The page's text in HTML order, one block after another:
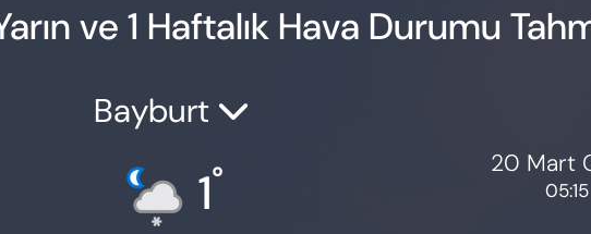
ve 1 Haftalık Hava Durumu
Bayburt
1° 20 Mart
05:15